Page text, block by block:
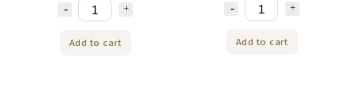
Add to cart Add to cart